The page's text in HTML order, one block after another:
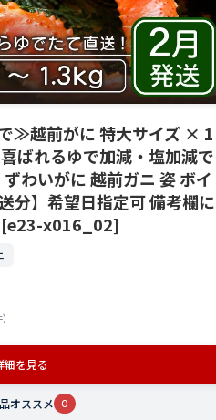
≫越前がに 特大サイズ × 1
ばれるゆで加減・塩加減で
わいがに 越前ガニ 姿 ボイ
分】希望日指定可 備考欄に
[e23-x016_02]
細を見る
オススメ 0